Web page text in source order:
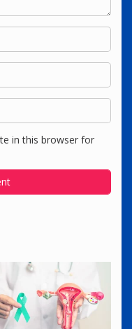
in this browser for